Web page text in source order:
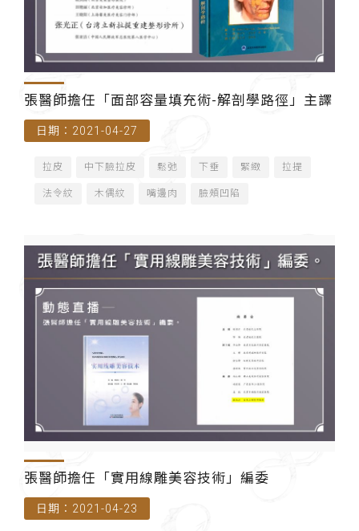
張醫師擔任「面部容量填充術-解剖學路徑」主譯
日期：2021-04-27
拉皮 中下臉拉皮 鬆弛 下垂 緊緻 拉提
法令紋 木偶紋 嘴邊肉 臉頰凹陷
張醫師擔任「實用線雕美容技術」編委
日期：2021-04-23